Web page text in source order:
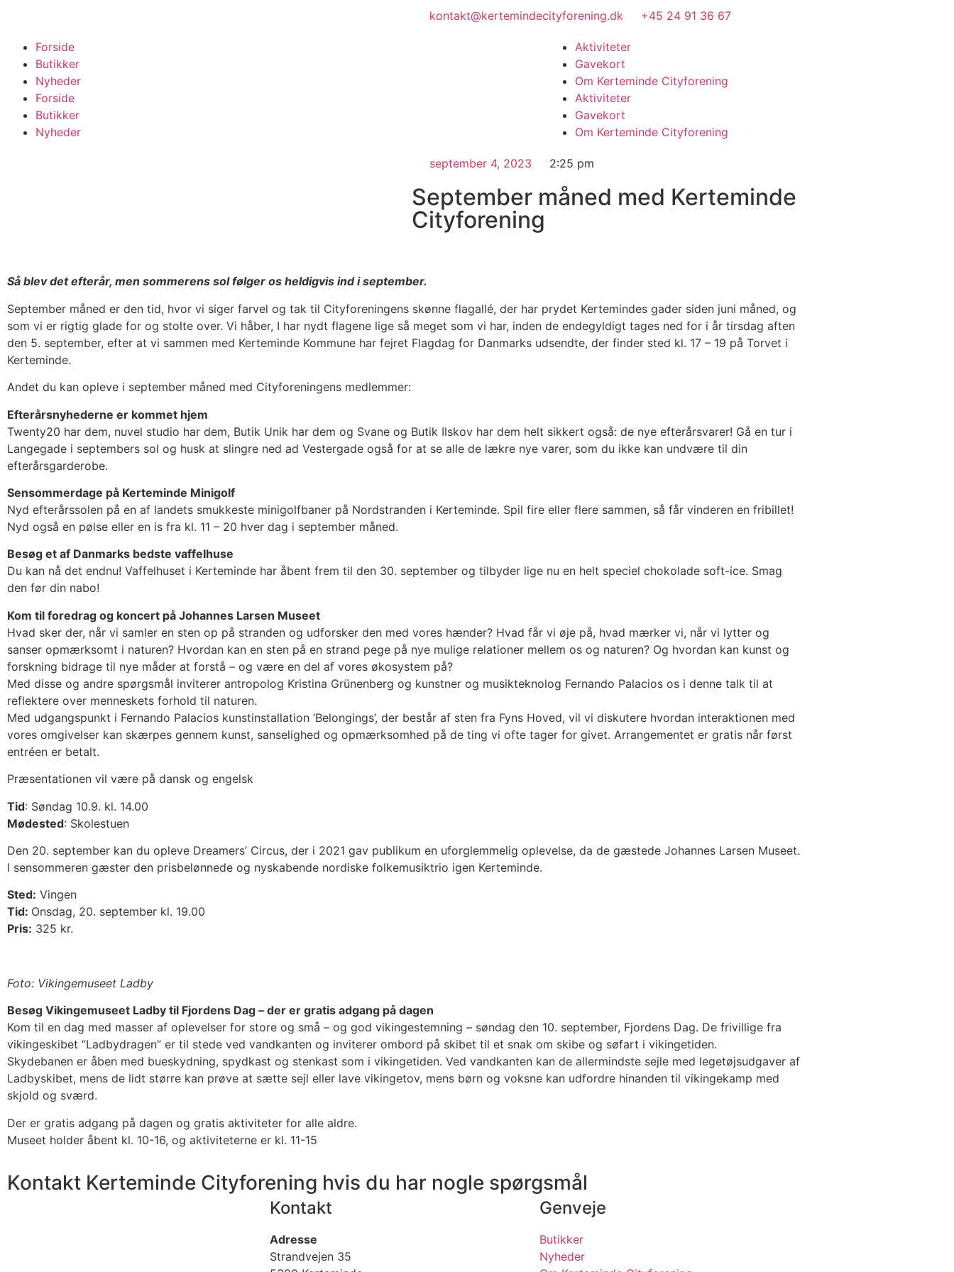
kontakt@kertemindecityforening.dk +45 24 91 36 67
Forside
Butikker
Nyheder
Forside
Butikker
Nyheder
Aktiviteter
Gavekort
Om Kerteminde Cityforening
Aktiviteter
Gavekort
Om Kerteminde Cityforening
september 4, 2023 2:25 pm
September måned med Kerteminde
Cityforening
Så blev det efterår, men sommerens sol følger os heldigvis ind i september.
September måned er den tid, hvor vi siger farvel og tak til Cityforeningens skønne flagallé, der har prydet Kertemindes gader siden juni måned, og
som vi er rigtig glade for og stolte over. Vi håber, I har nydt flagene lige så meget som vi har, inden de endegyldigt tages ned for i år tirsdag aften
den 5. september, efter at vi sammen med Kerteminde Kommune har fejret Flagdag for Danmarks udsendte, der finder sted kl. 17 – 19 på Torvet i
Kerteminde.
Andet du kan opleve i september måned med Cityforeningens medlemmer:
Efterårsnyhederne er kommet hjem
Twenty20 har dem, nuvel studio har dem, Butik Unik har dem og Svane og Butik Ilskov har dem helt sikkert også: de nye efterårsvarer! Gå en tur i
Langegade i septembers sol og husk at slingre ned ad Vestergade også for at se alle de lækre nye varer, som du ikke kan undvære til din
efterårsgarderobe.
Sensommerdage på Kerteminde Minigolf
Nyd efterårssolen på en af landets smukkeste minigolfbaner på Nordstranden i Kerteminde. Spil fire eller flere sammen, så får vinderen en fribillet!
Nyd også en pølse eller en is fra kl. 11 – 20 hver dag i september måned.
Besøg et af Danmarks bedste vaffelhuse
Du kan nå det endnu! Vaffelhuset i Kerteminde har åbent frem til den 30. september og tilbyder lige nu en helt speciel chokolade soft-ice. Smag
den før din nabo!
Kom til foredrag og koncert på Johannes Larsen Museet
Hvad sker der, når vi samler en sten op på stranden og udforsker den med vores hænder? Hvad får vi øje på, hvad mærker vi, når vi lytter og
sanser opmærksomt i naturen? Hvordan kan en sten på en strand pege på nye mulige relationer mellem os og naturen? Og hvordan kan kunst og
forskning bidrage til nye måder at forstå – og være en del af vores økosystem på?
Med disse og andre spørgsmål inviterer antropolog Kristina Grünenberg og kunstner og musikteknolog Fernando Palacios os i denne talk til at
reflektere over menneskets forhold til naturen.
Med udgangspunkt i Fernando Palacios kunstinstallation ’Belongings’, der består af sten fra Fyns Hoved, vil vi diskutere hvordan interaktionen med
vores omgivelser kan skærpes gennem kunst, sanselighed og opmærksomhed på de ting vi ofte tager for givet. Arrangementet er gratis når først
entréen er betalt.
Præsentationen vil være på dansk og engelsk
Tid: Søndag 10.9. kl. 14.00
Mødested: Skolestuen
Den 20. september kan du opleve Dreamers’ Circus, der i 2021 gav publikum en uforglemmelig oplevelse, da de gæstede Johannes Larsen Museet.
I sensommeren gæster den prisbelønnede og nyskabende nordiske folkemusiktrio igen Kerteminde.
Sted: Vingen
Tid: Onsdag, 20. september kl. 19.00
Pris: 325 kr.
Foto: Vikingemuseet Ladby
Besøg Vikingemuseet Ladby til Fjordens Dag – der er gratis adgang på dagen
Kom til en dag med masser af oplevelser for store og små – og god vikingestemning – søndag den 10. september, Fjordens Dag. De frivillige fra
vikingeskibet “Ladbydragen” er til stede ved vandkanten og inviterer ombord på skibet til et snak om skibe og søfart i vikingetiden.
Skydebanen er åben med bueskydning, spydkast og stenkast som i vikingetiden. Ved vandkanten kan de allermindste sejle med legetøjsudgaver af
Ladbyskibet, mens de lidt større kan prøve at sætte sejl eller lave vikingetov, mens børn og voksne kan udfordre hinanden til vikingekamp med
skjold og sværd.
Der er gratis adgang på dagen og gratis aktiviteter for alle aldre.
Museet holder åbent kl. 10-16, og aktiviteterne er kl. 11-15
Kontakt Kerteminde Cityforening hvis du har nogle spørgsmål
Kontakt
Adresse
Strandvejen 35
Genveje
Butikker
Nyheder